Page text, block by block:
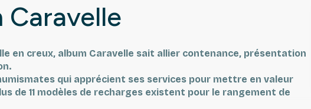
Caravelle
en creux, album Caravelle sait allier contenance, présentation
qui apprécient ses services pour mettre en valeur
de 11 modèles de recharges existent pour le rangement de